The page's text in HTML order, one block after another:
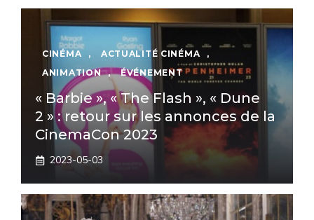
CINÉMA , ACTUALITÉ CINÉMA
,
ANIMATION
, ÉVÉNEMENT
« Barbie », « The Flash », « Dune
2 » : retour sur les annonces de la
CinemaCon 2023
2023-05-03